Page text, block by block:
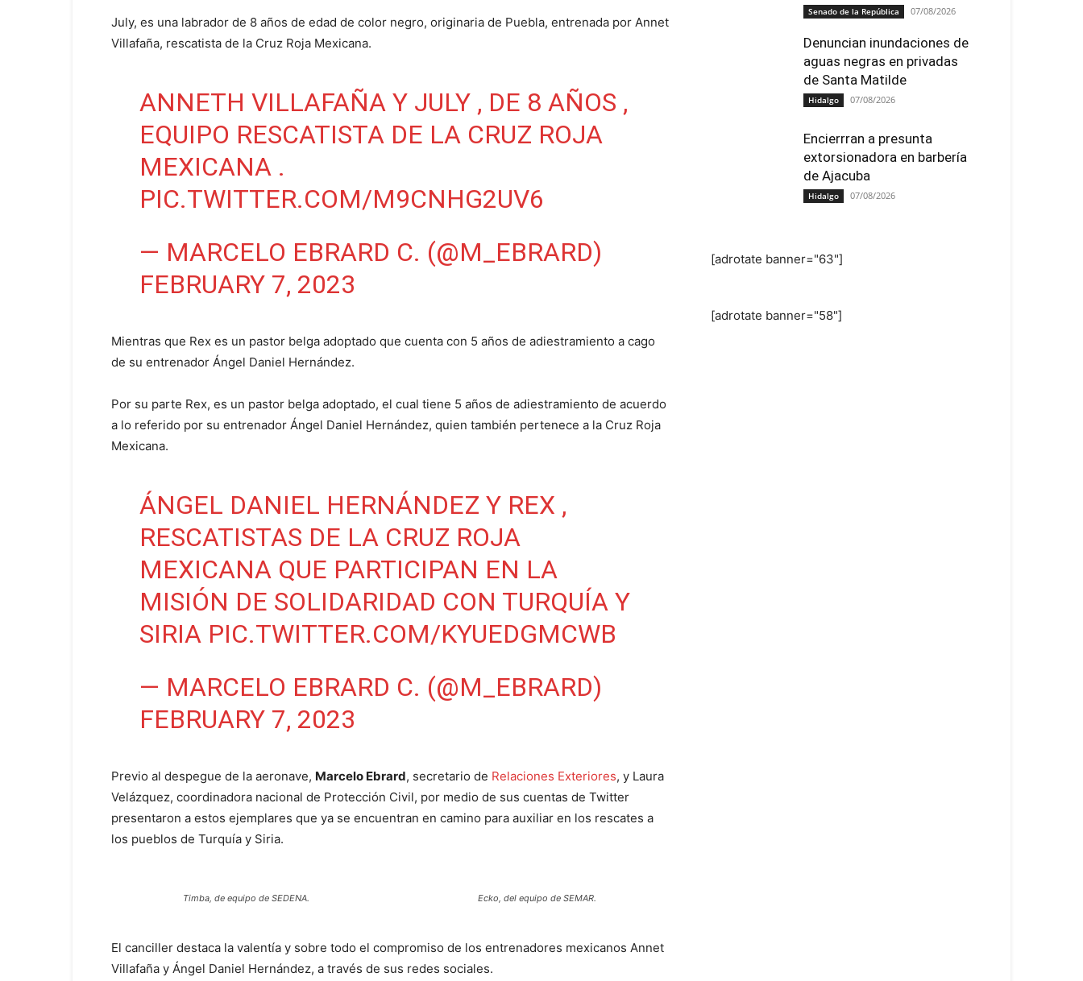
July, es una labrador de 8 años de edad de color negro, originaria de Puebla, entrenada por Annet
Villafaña, rescatista de la Cruz Roja Mexicana.
ANNETH VILLAFAÑA Y JULY , DE 8 AÑOS ,
EQUIPO RESCATISTA DE LA CRUZ ROJA
MEXICANA .
PIC.TWITTER.COM/M9CNHG2UV6
— MARCELO EBRARD C. (@M_EBRARD)
FEBRUARY 7, 2023
Mientras que Rex es un pastor belga adoptado que cuenta con 5 años de adiestramiento a cago
de su entrenador Ángel Daniel Hernández.
Por su parte Rex, es un pastor belga adoptado, el cual tiene 5 años de adiestramiento de acuerdo
a lo referido por su entrenador Ángel Daniel Hernández, quien también pertenece a la Cruz Roja
Mexicana.
ÁNGEL DANIEL HERNÁNDEZ Y REX ,
RESCATISTAS DE LA CRUZ ROJA
MEXICANA QUE PARTICIPAN EN LA
MISIÓN DE SOLIDARIDAD CON TURQUÍA Y
SIRIA PIC.TWITTER.COM/KYUEDGMCWB
— MARCELO EBRARD C. (@M_EBRARD)
FEBRUARY 7, 2023
Previo al despegue de la aeronave, Marcelo Ebrard, secretario de Relaciones Exteriores, y Laura
Velázquez, coordinadora nacional de Protección Civil, por medio de sus cuentas de Twitter
presentaron a estos ejemplares que ya se encuentran en camino para auxiliar en los rescates a
los pueblos de Turquía y Siria.
Timba, de equipo de SEDENA. Ecko, del equipo de SEMAR.
El canciller destaca la valentía y sobre todo el compromiso de los entrenadores mexicanos Annet
Villafaña y Ángel Daniel Hernández, a través de sus redes sociales.
Senado de la República 07/08/2026
Denuncian inundaciones de
aguas negras en privadas
de Santa Matilde
Hidalgo 07/08/2026
Encierrran a presunta
extorsionadora en barbería
de Ajacuba
Hidalgo 07/08/2026
[adrotate banner="63"]
[adrotate banner="58"]